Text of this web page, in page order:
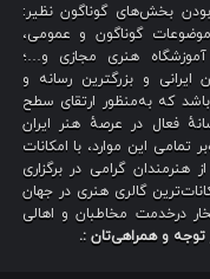
بودن بخش‌های گوناگون نظیر:
گوناگون و عمومی،
آموزشگاه هنری مجازی و…؛
ایرانی و بزرگترین رسانه و
که به‌منظور ارتقای سطح
فعال در عرصهٔ هنر ایران
این موارد، با امکانات
گرامی در برگزاری
گالری هنری در جهان
درخدمت مخاطبان و اهالی
و همراهی‌تان :.